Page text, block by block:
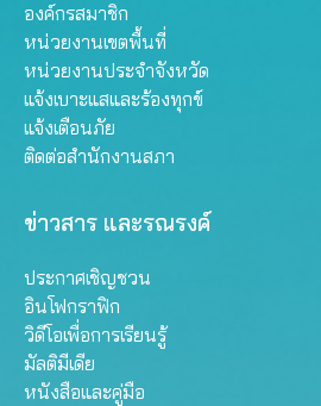
องค์กรสมาชิก
หน่วยงานเขตพื้นที่
หน่วยงานประจำจังหวัด
แจ้งเบาะแสและร้องทุกข์
แจ้งเตือนภัย
ติดต่อสำนักงานสภา
ข่าวสาร และรณรงค์
ประกาศเชิญชวน
อินโฟกราฟิก
วิดีโอเพื่อการเรียนรู้
มัลติมีเดีย
หนังสือและคู่มือ